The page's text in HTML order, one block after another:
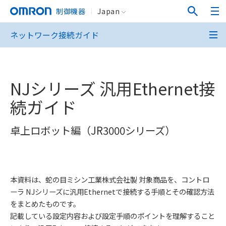
制御機器 Japan
ネットワーク接続ガイド
NJシリーズ 汎用Ethernet接
続ガイド
卓上ロボット編（JR3000シリーズ）
本資料は、蛇の目ミシン工業株式会社製 対象商品を、コントロ
ーラ NJシリーズに汎用Ethernetで接続する手順とその確認方法
をまとめたものです。
記載している設定内容および設定手順のポイントを理解すること